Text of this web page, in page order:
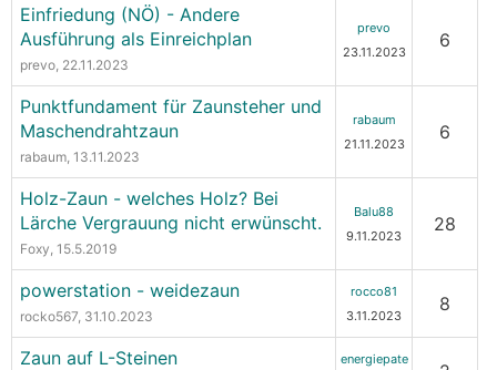
Einfriedung (NÖ) - Andere
Ausführung als Einreichplan
prevo, 22.11.2023
prevo
23.11.2023
6
Punktfundament für Zaunsteher und
Maschendrahtzaun
rabaum, 13.11.2023
rabaum
21.11.2023
6
Holz-Zaun - welches Holz? Bei
Lärche Vergrauung nicht erwünscht.
Foxy, 15.5.2019
Balu88
9.11.2023
28
powerstation - weidezaun
rocko567, 31.10.2023
rocco81
3.11.2023
8
Zaun auf L-Steinen
energiepate